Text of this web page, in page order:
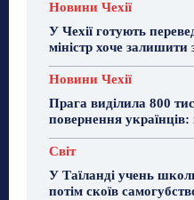
Новини Чехії
У Чехії готують
міністр хоче
Новини Чехії
Прага виділила 800
повернення
Світ
У Таїланді учень
потім скоїв